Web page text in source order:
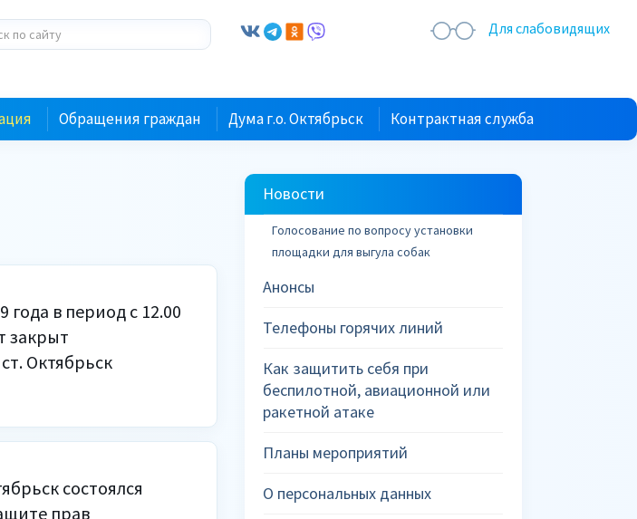
Для слабовидящих
Обращения граждан Дума г.о. Октябрьск Контрактная служба
в период с 12.00
закрыт
Октябрьск
состоялся
прав
Новости
Голосование по вопросу установки
площадки для выгула собак
Анонсы
Телефоны горячих линий
Как защитить себя при
беспилотной, авиационной или
ракетной атаке
Планы мероприятий
О персональных данных